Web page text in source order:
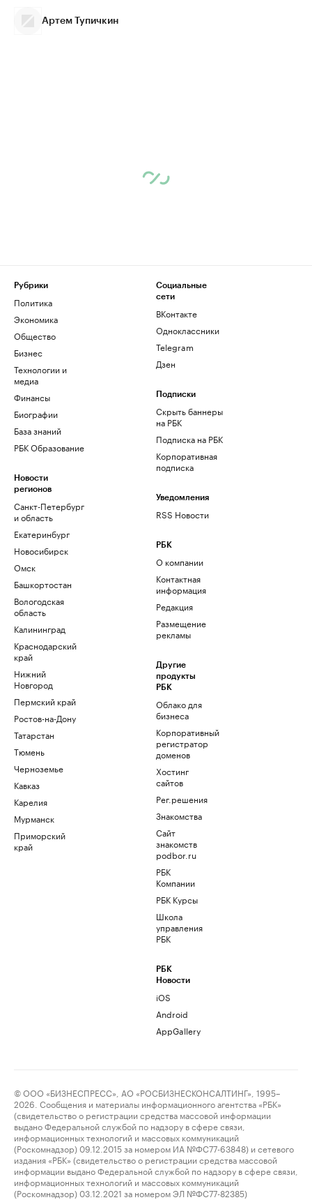
Артем Тупичкин
Рубрики
Политика
Экономика
Общество
Бизнес
Технологии и
медиа
Финансы
Биографии
База знаний
РБК Образование
Новости
регионов
Санкт-Петербург
и область
Екатеринбург
Новосибирск
Омск
Башкортостан
Вологодская
область
Калининград
Краснодарский
край
Нижний
Новгород
Пермский край
Ростов-на-Дону
Татарстан
Тюмень
Черноземье
Кавказ
Карелия
Мурманск
Приморский
край
Социальные
сети
ВКонтакте
Одноклассники
Telegram
Дзен
Подписки
Скрыть баннеры
на РБК
Подписка на РБК
Корпоративная
подписка
Уведомления
RSS Новости
РБК
О компании
Контактная
информация
Редакция
Размещение
рекламы
Другие
продукты
РБК
Облако для
бизнеса
Корпоративный
регистратор
доменов
Хостинг
сайтов
Рег.решения
Знакомства
Сайт
знакомств
podbor.ru
РБК
Компании
РБК Курсы
Школа
управления
РБК
РБК
Новости
iOS
Android
AppGallery
© ООО «БИЗНЕСПРЕСС», АО «РОСБИЗНЕСКОНСАЛТИНГ», 1995–
2026. Сообщения и материалы информационного агентства «РБК»
(свидетельство о регистрации средства массовой информации
выдано Федеральной службой по надзору в сфере связи,
информационных технологий и массовых коммуникаций
(Роскомнадзор) 09.12.2015 за номером ИА №ФС77-63848) и сетевого
издания «РБК» (свидетельство о регистрации средства массовой
информации выдано Федеральной службой по надзору в сфере связи,
информационных технологий и массовых коммуникаций
(Роскомнадзор) 03.12.2021 за номером ЭЛ №ФС77-82385)